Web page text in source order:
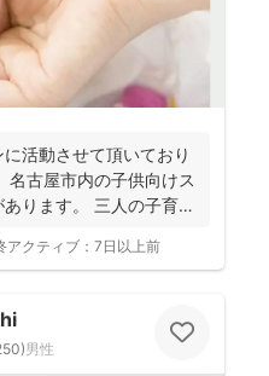
活動させて頂いており
名古屋市内の子供向けス
ります。 三人の子育て
アクティブ： 7日以上前
)男性